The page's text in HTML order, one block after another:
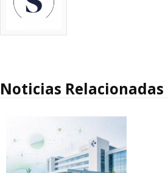
Noticias Relacionadas